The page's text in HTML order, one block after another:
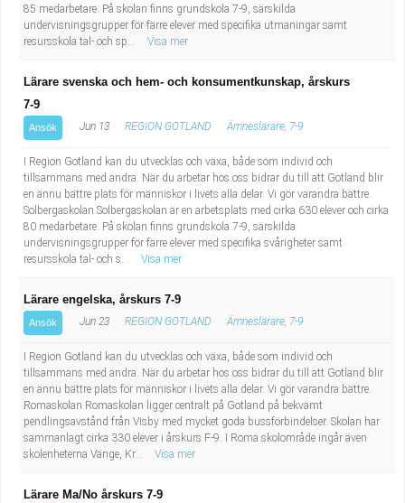
85 medarbetare. På skolan finns grundskola 7-9, särskilda
undervisningsgrupper för färre elever med specifika utmaningar samt
resursskola tal- och sp...
Visa mer
Lärare svenska och hem- och konsumentkunskap, årskurs
7-9
Ansök Jun 13 REGION GOTLAND Ämneslärare, 7-9
I Region Gotland kan du utvecklas och växa, både som individ och
tillsammans med andra. När du arbetar hos oss bidrar du till att Gotland blir
en ännu bättre plats för människor i livets alla delar. Vi gör varandra bättre.
Solbergaskolan Solbergaskolan är en arbetsplats med cirka 630 elever och cirka
80 medarbetare. På skolan finns grundskola 7-9, särskilda
undervisningsgrupper för färre elever med specifika svårigheter samt
resursskola tal- och s...
Visa mer
Lärare engelska, årskurs 7-9
Ansök Jun 23 REGION GOTLAND Ämneslärare, 7-9
I Region Gotland kan du utvecklas och växa, både som individ och
tillsammans med andra. När du arbetar hos oss bidrar du till att Gotland blir
en ännu bättre plats för människor i livets alla delar. Vi gör varandra bättre.
Romaskolan Romaskolan ligger centralt på Gotland på bekvämt
pendlingsavstånd från Visby med mycket goda bussförbindelser. Skolan har
sammanlagt cirka 330 elever i årskurs F-9. I Roma skolområde ingår även
skolenheterna Vänge, Kr...
Visa mer
Lärare Ma/No årskurs 7-9